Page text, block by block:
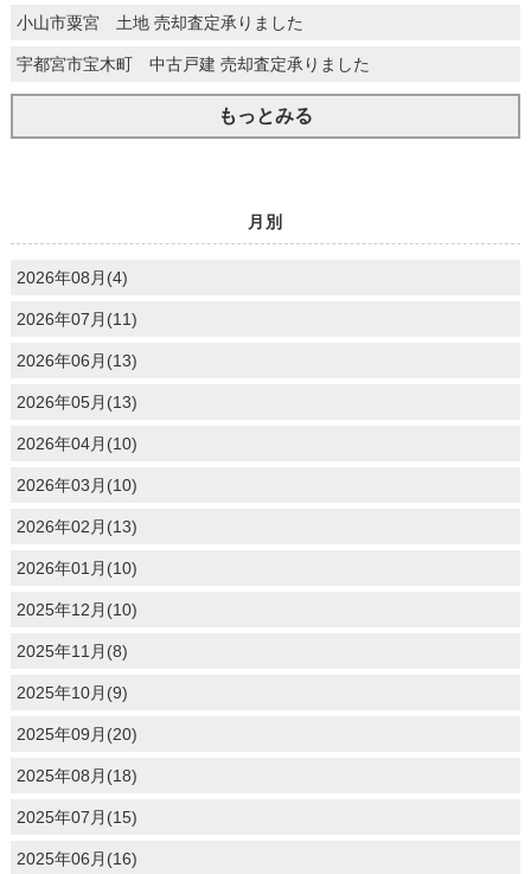
小山市粟宮 土地 売却査定承りました
宇都宮市宝木町 中古戸建 売却査定承りました
もっとみる
月別
2026年08月(4)
2026年07月(11)
2026年06月(13)
2026年05月(13)
2026年04月(10)
2026年03月(10)
2026年02月(13)
2026年01月(10)
2025年12月(10)
2025年11月(8)
2025年10月(9)
2025年09月(20)
2025年08月(18)
2025年07月(15)
2025年06月(16)